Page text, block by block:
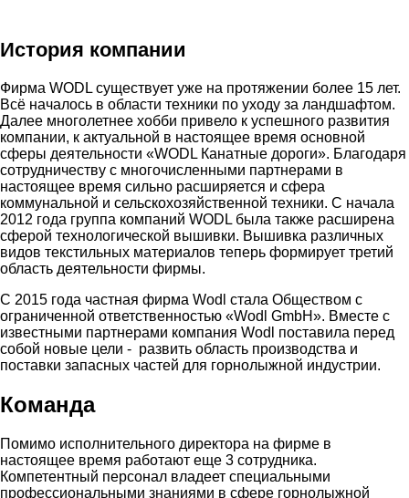
История компании
Фирма WODL существует уже на протяжении более 15 лет.
Всё началось в области техники по уходу за ландшафтом.
Далее многолетнее хобби привело к успешного развития
компании, к актуальной в настоящее время основной
сферы деятельности «WODL Канатные дороги». Благодаря
сотрудничеству с многочисленными партнерами в
настоящее время сильно расширяется и сфера
коммунальной и сельскохозяйственной техники. С начала
2012 года группа компаний WODL была также расширена
сферой технологической вышивки. Вышивка различных
видов текстильных материалов теперь формирует третий
область деятельности фирмы.
С 2015 года частная фирма Wodl стала Обществом с
ограниченной ответственностью «Wodl GmbH». Вместе с
известными партнерами компания Wodl поставила перед
собой новые цели - развить область производства и
поставки запасных частей для горнолыжной индустрии.
Команда
Помимо исполнительного директора на фирме в
настоящее время работают еще 3 сотрудника.
Компетентный персонал владеет специальными
профессиональными знаниями в сфере горнолыжной